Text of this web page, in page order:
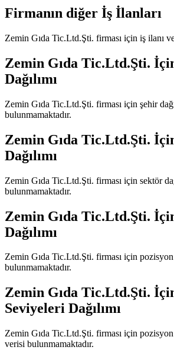
Firmanın diğer İş İlanları
Zemin Gıda Tic.Ltd.Şti. firması için iş ilanı
Zemin Gıda Tic.Ltd.Şti.
Dağılımı
Zemin Gıda Tic.Ltd.Şti. firması için şehir
bulunmamaktadır.
Zemin Gıda Tic.Ltd.Şti.
Dağılımı
Zemin Gıda Tic.Ltd.Şti. firması için sektör
bulunmamaktadır.
Zemin Gıda Tic.Ltd.Şti.
Dağılımı
Zemin Gıda Tic.Ltd.Şti. firması için pozisyon
bulunmamaktadır.
Zemin Gıda Tic.Ltd.Şti.
Seviyeleri Dağılımı
Zemin Gıda Tic.Ltd.Şti. firması için pozisyon
verisi bulunmamaktadır.